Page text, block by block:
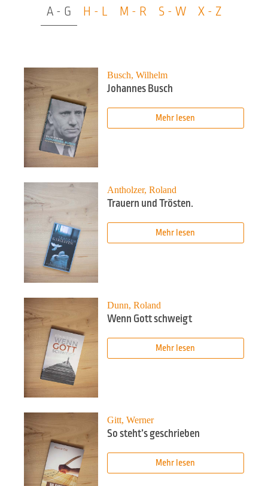
A - G H - L M - R S - W X - Z
Busch, Wilhelm
Johannes Busch
Mehr lesen
Antholzer, Roland
Trauern und Trösten.
Mehr lesen
Dunn, Roland
Wenn Gott schweigt
Mehr lesen
Gitt, Werner
So steht’s geschrieben
Mehr lesen